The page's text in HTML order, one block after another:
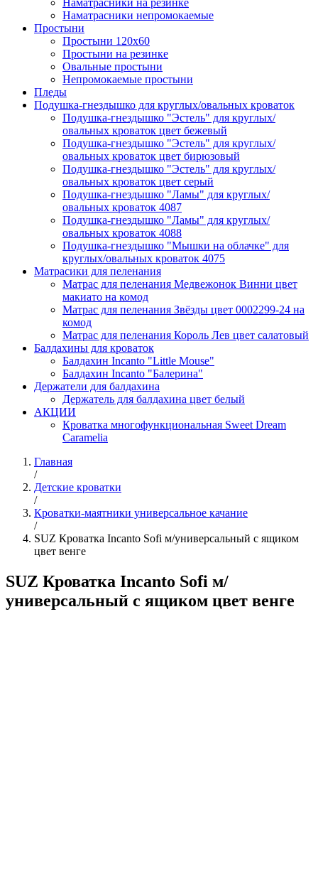
Наматрасники на резинке
Наматрасники непромокаемые
Простыни
Простыни 120х60
Простыни на резинке
Овальные простыни
Непромокаемые простыни
Пледы
Подушка-гнездышко для круглых/овальных кроваток
Подушка-гнездышко "Эстель" для круглых/
овальных кроваток цвет бежевый
Подушка-гнездышко "Эстель" для круглых/
овальных кроваток цвет бирюзовый
Подушка-гнездышко "Эстель" для круглых/
овальных кроваток цвет серый
Подушка-гнездышко "Ламы" для круглых/
овальных кроваток 4087
Подушка-гнездышко "Ламы" для круглых/
овальных кроваток 4088
Подушка-гнездышко "Мышки на облачке" для
круглых/овальных кроваток 4075
Матрасики для пеленания
Матрас для пеленания Медвежонок Винни цвет
макиато на комод
Матрас для пеленания Звёзды цвет 0002299-24 на
комод
Матрас для пеленания Король Лев цвет салатовый
Балдахины для кроваток
Балдахин Incanto "Little Mouse"
Балдахин Incanto "Балерина"
Держатели для балдахина
Держатель для балдахина цвет белый
АКЦИИ
Кроватка многофункциональная Sweet Dream
Caramelia
Главная
/
Детские кроватки
/
Кроватки-маятники универсальное качание
/
SUZ Кроватка Incanto Sofi м/универсальный с ящиком
цвет венге
SUZ Кроватка Incanto Sofi м/
универсальный с ящиком цвет венге